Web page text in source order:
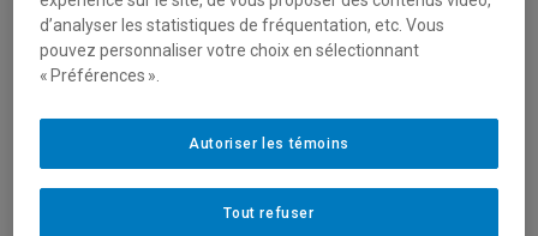
Ma première année à l’UQAM
d’analyser les statistiques de fréquentation, etc. Vous
pouvez personnaliser votre choix en sélectionnant
« Préférences ».
Tout refuser
Autoriser les témoins